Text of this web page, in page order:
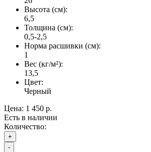
Высота (см):
6,5
Толщина (см):
0,5-2,5
Норма расшивки (см):
1
Вес (кг/м²):
13,5
Цвет:
Черный
Цена: 1 450 р.
Есть в наличии
Количество:
+
-